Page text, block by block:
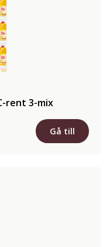
rent 3-mix
Gå till